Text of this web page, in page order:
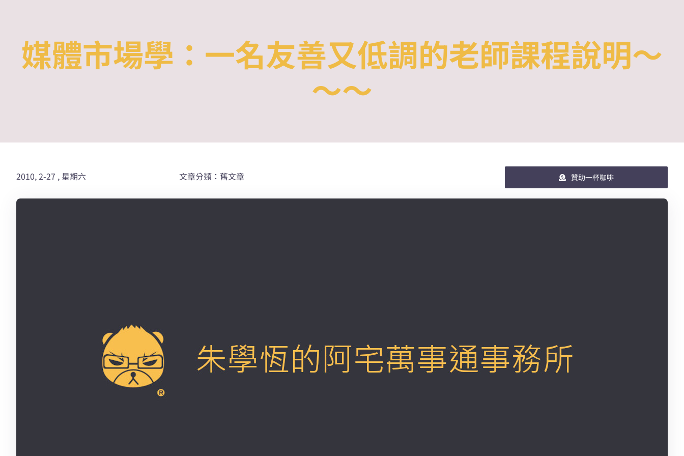
媒體市場學：一名友善又低調的老師課程說明～
～～
2010, 2-27 , 星期六 文章分類：舊文章 贊助一杯咖啡